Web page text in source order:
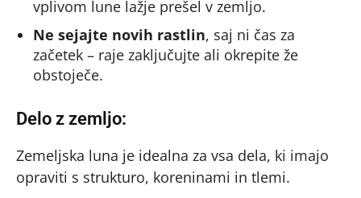
vplivom lune lažje prešel v zemljo.
Ne sejajte novih rastlin, saj ni čas za
začetek – raje zaključujte ali okrepite že
obstoječe.
Delo z zemljo:
Zemeljska luna je idealna za vsa dela, ki imajo
opraviti s strukturo, koreninami in tlemi.